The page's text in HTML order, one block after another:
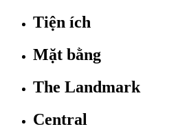
Tiện ích
Mặt bằng
The Landmark
Central